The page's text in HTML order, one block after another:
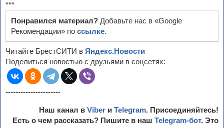
***
Понравился материал? Добавьте нас в «Google
Рекомендации» по ссылке.
Читайте БрестСИТИ в Яндекс.Новости
Поделиться новостью с друзьями в соцсетях:
----------------------
Наш канал в Viber и Telegram. Присоединяйтесь!
Есть о чем рассказать? Пишите в наш Telegram-бот. Это